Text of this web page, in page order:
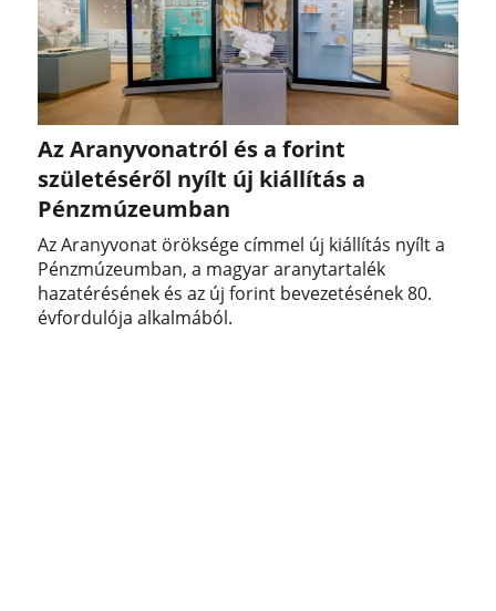
Az Aranyvonatról és a forint
születéséről nyílt új kiállítás a
Pénzmúzeumban
Az Aranyvonat öröksége címmel új kiállítás nyílt a
Pénzmúzeumban, a magyar aranytartalék
hazatérésének és az új forint bevezetésének 80.
évfordulója alkalmából.